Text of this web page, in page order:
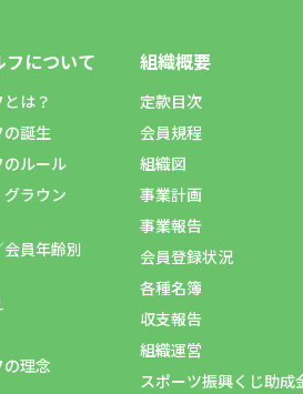
について
は？
の誕生
ルール
ラウン
員年齢別
理念
組織概要
定款目次
会員規程
組織図
事業計画
事業報告
会員登録状況
各種名簿
収支報告
組織運営
スポーツ振興くじ助成